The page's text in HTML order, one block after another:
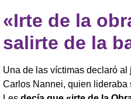
«Irte de la
salirte de la
Una de las víctimas declaró
Carlos Nannei, quien lideraba